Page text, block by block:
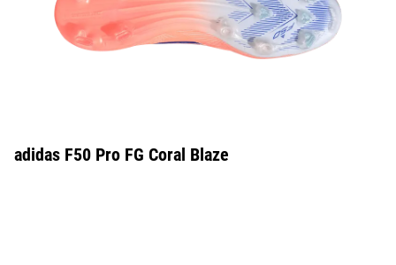
adidas F50 Pro FG Coral Blaze